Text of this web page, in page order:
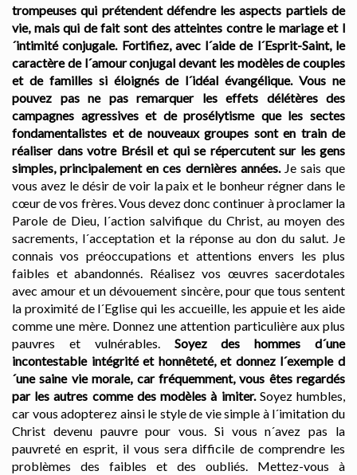
trompeuses qui prétendent défendre les aspects partiels de
vie, mais qui de fait sont des atteintes contre le mariage et l
´intimité conjugale. Fortifiez, avec l´aide de l´Esprit-Saint, le
caractère de l´amour conjugal devant les modèles de couples
et de familles si éloignés de l´idéal évangélique. Vous ne
pouvez pas ne pas remarquer les effets délétères des
campagnes agressives et de prosélytisme que les sectes
fondamentalistes et de nouveaux groupes sont en train de
réaliser dans votre Brésil et qui se répercutent sur les gens
simples, principalement en ces dernières années. Je sais que
vous avez le désir de voir la paix et le bonheur régner dans le
cœur de vos frères. Vous devez donc continuer à proclamer la
Parole de Dieu, l´action salvifique du Christ, au moyen des
sacrements, l´acceptation et la réponse au don du salut. Je
connais vos préoccupations et attentions envers les plus
faibles et abandonnés. Réalisez vos œuvres sacerdotales
avec amour et un dévouement sincère, pour que tous sentent
la proximité de l´Eglise qui les accueille, les appuie et les aide
comme une mère. Donnez une attention particulière aux plus
pauvres et vulnérables. Soyez des hommes d´une
incontestable intégrité et honnêteté, et donnez l´exemple d
´une saine vie morale, car fréquemment, vous êtes regardés
par les autres comme des modèles à imiter.Soyez humbles,
car vous adopterez ainsi le style de vie simple à l´imitation du
Christ devenu pauvre pour vous. Si vous n´avez pas la
pauvreté en esprit, il vous sera difficile de comprendre les
problèmes des faibles et des oubliés. Mettez-vous à